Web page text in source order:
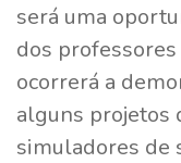
será uma
dos
ocorrerá a
alguns projetos
simuladores de